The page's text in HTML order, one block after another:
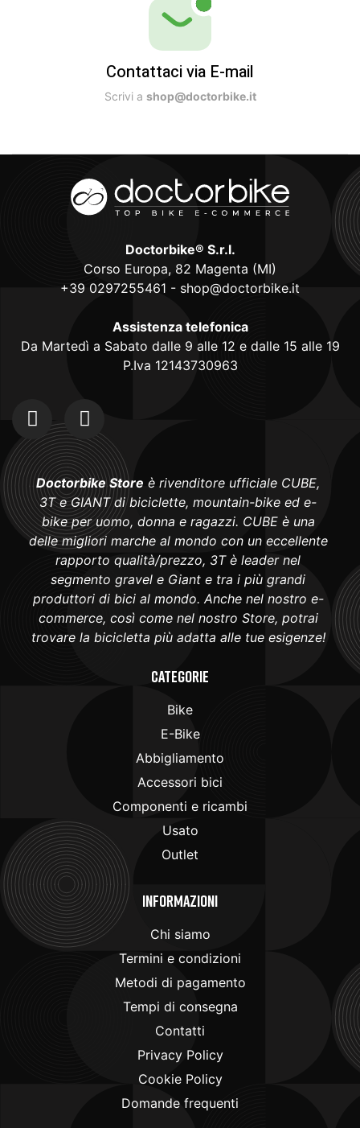
Contattaci via E-mail
Scrivi a shop@doctorbike.it
Doctorbike® S.r.l.
Corso Europa, 82 Magenta (MI)
+39 0297255461 - shop@doctorbike.it
Assistenza telefonica
Da Martedì a Sabato dalle 9 alle 12 e dalle 15 alle 19
P.Iva 12143730963
Doctorbike Store è rivenditore ufficiale CUBE,
3T e GIANT di biciclette, mountain-bike ed e-
bike per uomo, donna e ragazzi. CUBE è una
delle migliori marche al mondo con un eccellente
rapporto qualità/prezzo, 3T è leader nel
segmento gravel e Giant e tra i più grandi
produttori di bici al mondo. Anche nel nostro e-
commerce, così come nel nostro Store, potrai
trovare la bicicletta più adatta alle tue esigenze!
Categorie
Bike
E-Bike
Abbigliamento
Accessori bici
Componenti e ricambi
Usato
Outlet
Informazioni
Chi siamo
Termini e condizioni
Metodi di pagamento
Tempi di consegna
Contatti
Privacy Policy
Cookie Policy
Domande frequenti